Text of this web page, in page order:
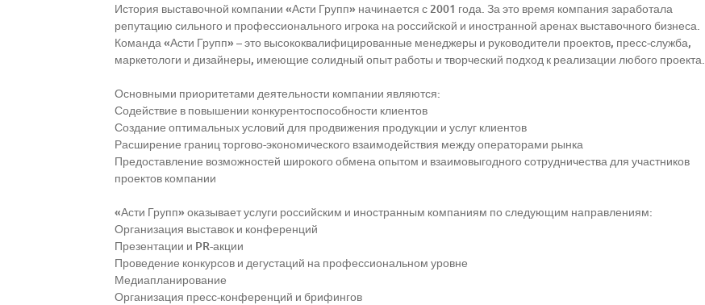
История выставочной компании «Асти Групп» начинается с 2001 года. За это время компания заработала
репутацию сильного и профессионального игрока на российской и иностранной аренах выставочного бизнеса.
Команда «Асти Групп» – это высококвалифицированные менеджеры и руководители проектов, пресс-служба,
маркетологи и дизайнеры, имеющие солидный опыт работы и творческий подход к реализации любого проекта.
Основными приоритетами деятельности компании являются:
Содействие в повышении конкурентоспособности клиентов
Создание оптимальных условий для продвижения продукции и услуг клиентов
Расширение границ торгово-экономического взаимодействия между операторами рынка
Предоставление возможностей широкого обмена опытом и взаимовыгодного сотрудничества для участников
проектов компании
«Асти Групп» оказывает услуги российским и иностранным компаниям по следующим направлениям:
Организация выставок и конференций
Презентации и PR-акции
Проведение конкурсов и дегустаций на профессиональном уровне
Медиапланирование
Организация пресс-конференций и брифингов